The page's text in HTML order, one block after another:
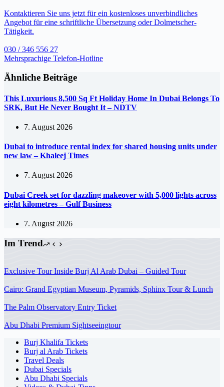
Kontaktieren Sie uns jetzt für ein kostenloses unverbindliches
Angebot für eine schriftliche Übersetzung oder Dolmetscher-
Tätigkeit.
030 / 346 556 27
Mehrsprachige Telefon-Hotline
Ähnliche Beiträge
This Luxurious 8,500 Sq Ft Holiday Home In Dubai Belongs To
SRK, But He Never Bought It – NDTV
7. August 2026
Dubai to introduce rental index for shared housing units under
new law – Khaleej Times
7. August 2026
Dubai Creek set for dazzling makeover with 5,000 lights across
eight kilometres – Gulf Business
7. August 2026
Im Trend
Exclusive Tour Inside Burj Al Arab Dubai – Guided Tour
Cairo: Grand Egyptian Museum, Pyramids, Sphinx Tour & Lunch
The Palm Observatory Entry Ticket
Abu Dhabi Premium Sightseeingtour
Burj Khalifa Tickets
Burj al Arab Tickets
Travel Deals
Dubai Specials
Abu Dhabi Specials